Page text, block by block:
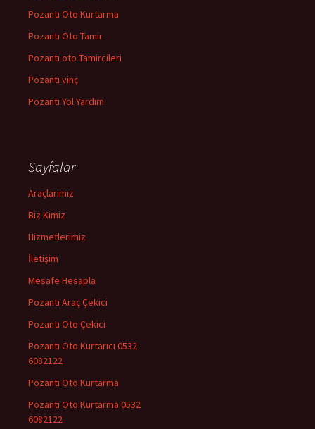
Pozantı Oto Kurtarma
Pozantı Oto Tamir
Pozantı oto Tamircileri
Pozantı vinç
Pozantı Yol Yardım
Sayfalar
Araçlarımız
Biz Kimiz
Hizmetlerimiz
İletişim
Mesafe Hesapla
Pozantı Araç Çekici
Pozantı Oto Çekici
Pozantı Oto Kurtarıcı 0532
6082122
Pozantı Oto Kurtarma
Pozantı Oto Kurtarma 0532
6082122